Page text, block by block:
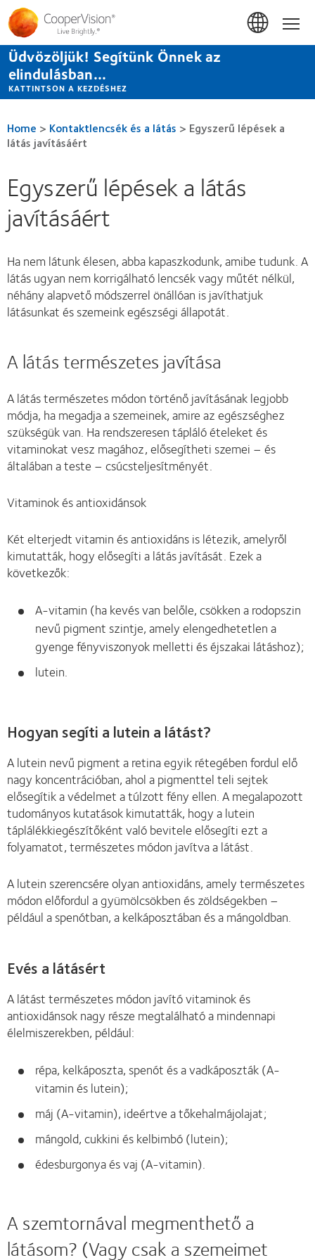
Ugrás
tartalomra
Üdvözöljük! Segítünk Önnek az
elindulásban...
KATTINTSON A KEZDÉSHEZ
Home > Kontaktlencsék és a látás > Egyszerű lépések a
látás javításáért
Egyszerű lépések a látás
javításáért
Ha nem látunk élesen, abba kapaszkodunk, amibe tudunk. A
látás ugyan nem korrigálható lencsék vagy műtét nélkül,
néhány alapvető módszerrel önállóan is javíthatjuk
látásunkat és szemeink egészségi állapotát.
A látás természetes javítása
A látás természetes módon történő javításának legjobb
módja, ha megadja a szemeinek, amire az egészséghez
szükségük van. Ha rendszeresen tápláló ételeket és
vitaminokat vesz magához, elősegítheti szemei – és
általában a teste – csúcsteljesítményét.
Vitaminok és antioxidánsok
Két elterjedt vitamin és antioxidáns is létezik, amelyről
kimutatták, hogy elősegíti a látás javítását. Ezek a
következők:
A-vitamin (ha kevés van belőle, csökken a rodopszin
nevű pigment szintje, amely elengedhetetlen a
gyenge fényviszonyok melletti és éjszakai látáshoz);
lutein.
Hogyan segíti a lutein a látást?
A lutein nevű pigment a retina egyik rétegében fordul elő
nagy koncentrációban, ahol a pigmenttel teli sejtek
elősegítik a védelmet a túlzott fény ellen. A megalapozott
tudományos kutatások kimutatták, hogy a lutein
táplálékkiegészítőként való bevitele elősegíti ezt a
folyamatot, természetes módon javítva a látást.
A lutein szerencsére olyan antioxidáns, amely természetes
módon előfordul a gyümölcsökben és zöldségekben –
például a spenótban, a kelkáposztában és a mángoldban.
Evés a látásért
A látást természetes módon javító vitaminok és
antioxidánsok nagy része megtalálható a mindennapi
élelmiszerekben, például:
répa, kelkáposzta, spenót és a vadkáposzták (A-
vitamin és lutein);
máj (A-vitamin), ideértve a tőkehalmájolajat;
mángold, cukkini és kelbimbó (lutein);
édesburgonya és vaj (A-vitamin).
A szemtornával megmenthető a
látásom? (Vagy csak a szemeimet